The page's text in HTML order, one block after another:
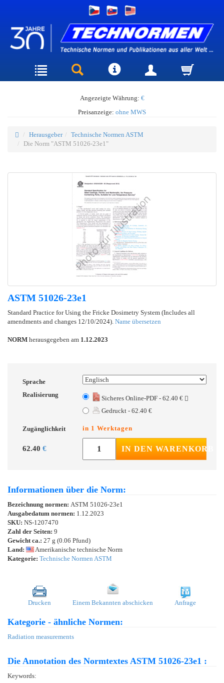
Angezeigte Währung: €
Preisanzeige: ohne MWS
Herausgeber
Technische Normen ASTM
Die Norm "ASTM 51026-23e1"
ASTM 51026-23e1
Standard Practice for Using the Fricke Dosimetry System (Includes all
amendments and changes 12/10/2024). Name übersetzen
NORM herausgegeben am 1.12.2023
Sprache
Realisierung
Sicheres Online-PDF - 62.40 €
Gedruckt - 62.40 €
Zugänglichkeit in 1 Werktagen
62.40 € IN DEN WARENKORB
Informationen über die Norm:
Bezeichnung normen: ASTM 51026-23e1
Ausgabedatum normen: 1.12.2023
SKU: NS-1207470
Zahl der Seiten: 9
Gewicht ca.: 27 g (0.06 Pfund)
Land:
Amerikanische technische Norm
Kategorie: Technische Normen ASTM
Drucken Einem Bekannten abschicken Anfrage
Kategorie - ähnliche Normen:
Radiation measurements
Die Annotation des Normtextes ASTM 51026-23e1 :
Keywords: